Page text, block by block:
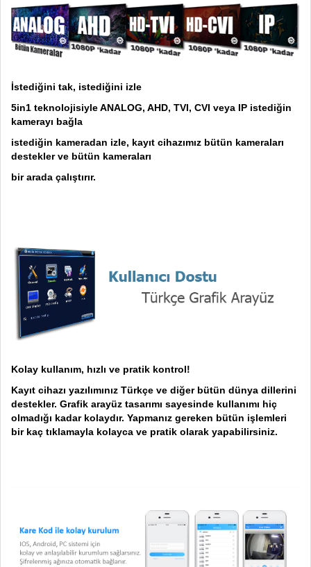
İstediğini tak, istediğini izle
5in1 teknolojisiyle ANALOG, AHD, TVI, CVI veya IP istediğin
kamerayı bağla
istediğin kameradan izle, kayıt cihazımız bütün kameraları
destekler ve bütün kameraları
bir arada çalıştırır.
Kolay kullanım, hızlı ve pratik kontrol!
Kayıt cihazı yazılımınız Türkçe ve diğer bütün dünya dillerini
destekler. Grafik arayüz tasarımı sayesinde kullanımı hiç
olmadığı kadar kolaydır. Yapmanız gereken bütün işlemleri
bir kaç tıklamayla kolayca ve pratik olarak yapabilirsiniz.